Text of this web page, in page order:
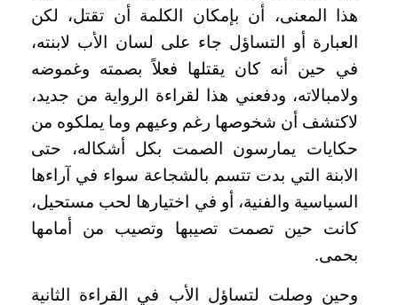
هذا المعنى، أن بإمكان الكلمة أن تقتل، لكن
العبارة أو التساؤل جاء على لسان الأب لابنته،
في حين أنه كان يقتلها فعلاً بصمته وغموضه
ولامبالاته، ودفعني هذا لقراءة الرواية من جديد،
لاكتشف أن شخوصها رغم وعيهم وما يملكوه من
حكايات يمارسون الصمت بكل أشكاله، حتى
الابنة التي بدت تتسم بالشجاعة سواء في آراءها
السياسية والفنية، أو في اختيارها لحب مستحيل،
كانت حين تصمت تصيبها وتصيب من أمامها
بحمى.
وحين وصلت لتساؤل الأب في القراءة الثانية